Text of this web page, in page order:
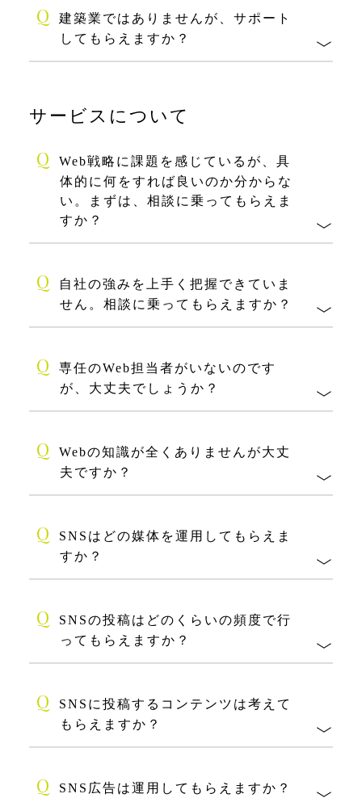
Q
建築業ではありませんが、サポート
してもらえますか？
サービスについて
Q
Web戦略に課題を感じているが、具
体的に何をすれば良いのか分からな
い。まずは、相談に乗ってもらえま
すか？
Q
自社の強みを上手く把握できていま
せん。相談に乗ってもらえますか？
Q
専任のWeb担当者がいないのです
が、大丈夫でしょうか？
Q
Webの知識が全くありませんが大丈
夫ですか？
Q
SNSはどの媒体を運用してもらえま
すか？
Q
SNSの投稿はどのくらいの頻度で行
ってもらえますか？
Q
SNSに投稿するコンテンツは考えて
もらえますか？
Q SNS広告は運用してもらえますか？